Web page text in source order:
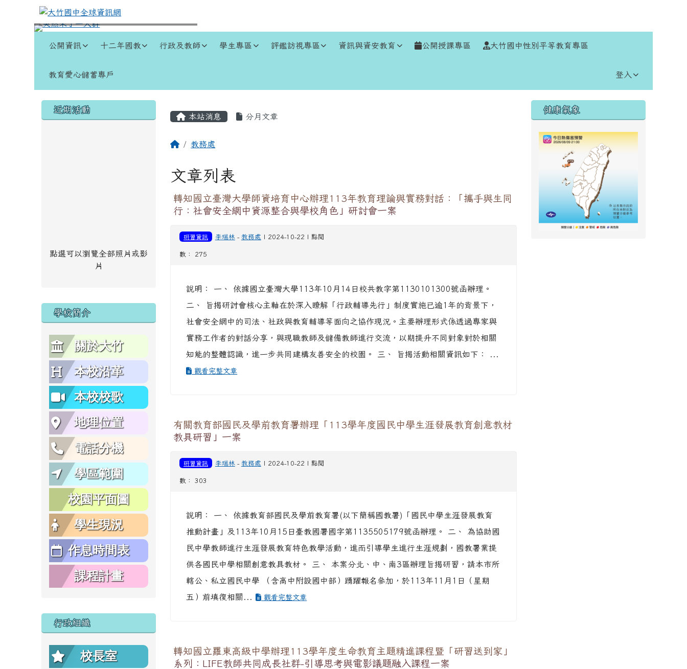
跳至主內容區
大竹國中全球資訊網
公開資訊 十二年國教 行政及教師 學生專區 評鑑訪視專區 資訊與資安教育 公開授課專區 大竹國中性別平等教育專區
教育愛心儲蓄專戶 登入
左邊區域內容
近期活動
點選可以瀏覽全部照片或影
片
學校簡介
關於大竹
本校沿革
本校校歌
地理位置
電話分機
學區範圍
校園平面圖
學生現況
作息時間表
課程計畫
行政組織
校長室
主內容區域
本站消息 分月文章
回首頁教務處
文章列表
轉知國立臺灣大學師資培育中心辦理113年教育理論與實務對話：「攜手與生同
行：社會安全網中資源整合與學校角色」研討會一案
研習資訊 李瑞林- 教務處 | 2024-10-22 | 點閱
數： 275
說明： 一、 依據國立臺灣大學113年10月14日校共教字第1130101300號函辦理。
二、 旨揭研討會核心主軸在於深入瞭解「行政輔導先行」制度實施已逾1年的背景下，
社會安全網中的司法、社政與教育輔導等面向之協作現況。主要辦理形式係透過專家與
實務工作者的對話分享，與現職教師及儲備教師進行交流，以期提升不同對象對於相關
知能的整體認識，進一步共同建構友善安全的校園。 三、 旨揭活動相關資訊如下： ...
觀看完整文章
有關教育部國民及學前教育署辦理「113學年度國民中學生涯發展教育創意教材
教具研習」一案
研習資訊 李瑞林- 教務處 | 2024-10-22 | 點閱
數： 303
說明： 一、 依據教育部國民及學前教育署(以下簡稱國教署)「國民中學生涯發展教育
推動計畫」及113年10月15日臺教國署國字第1135505179號函辦理。 二、 為協助國
民中學教師進行生涯發展教育特色教學活動，進而引導學生進行生涯規劃，國教署業提
供各國民中學相關創意教具教材。 三、 本案分北、中、南3區辦理旨揭研習，請本市所
轄公、私立國民中學 （含高中附設國中部）踴躍報名參加，於113年11月1日（星期
五）前填復相關...
觀看完整文章
轉知國立羅東高級中學辦理113學年度生命教育主題精進課程暨「研習送到家」
系列：LIFE教師共同成長社群-引導思考與電影議題融入課程一案
右邊區域內容
健康氣象
頁尾區域